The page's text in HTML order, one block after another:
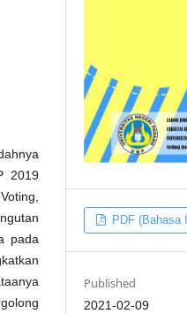
2019
pada
PDF (Bahasa
Published
2021-02-09